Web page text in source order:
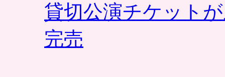
貸切公演チケット
完売